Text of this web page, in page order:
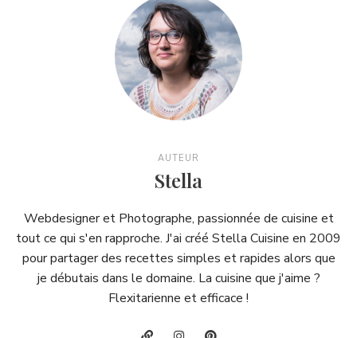
AUTEUR
Stella
Webdesigner et Photographe, passionnée de cuisine et
tout ce qui s'en rapproche. J'ai créé Stella Cuisine en 2009
pour partager des recettes simples et rapides alors que
je débutais dans le domaine. La cuisine que j'aime ?
Flexitarienne et efficace !